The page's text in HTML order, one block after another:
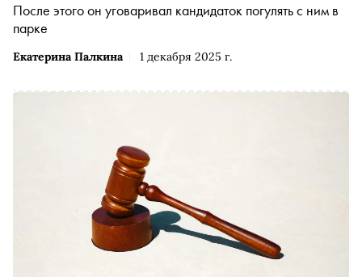
Екатерина Палкина 1 декабря 2025 г.
После этого он уговаривал кандидаток погулять с ним в
парке